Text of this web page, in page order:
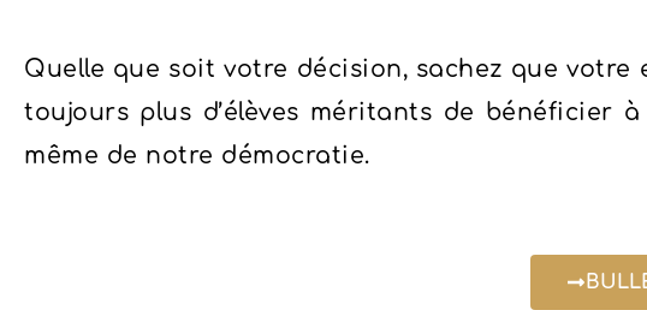
Quelle que soit votre décision, sachez que
toujours plus d’élèves méritants de bénéficier
même de notre démocratie.